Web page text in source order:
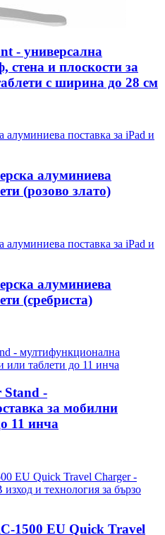
- универсална
и плоскости за
с ширина до 28 см
алуминиева
(розово злато)
алуминиева
(сребриста)
Stand -
за мобилни
11 инча
1500 EU Quick Travel